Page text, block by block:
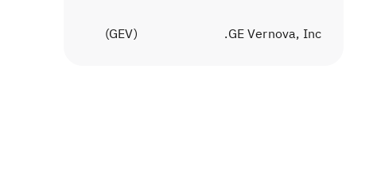
GE Vernova, Inc.
(
GEV
)